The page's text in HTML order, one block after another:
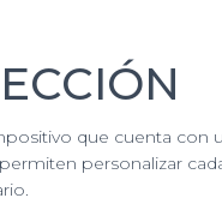
que cuenta con
personalizar